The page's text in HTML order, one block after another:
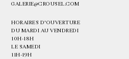
GALERIE@CROUSEL.COM
HORAIRES D'OUVERTURE
DU MARDI AU VENDREDI
10H-18H
LE SAMEDI
11H-19H